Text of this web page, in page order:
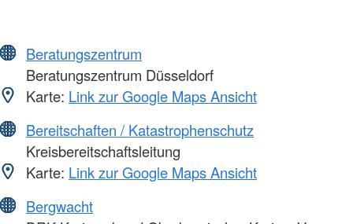
Beratungszentrum
Beratungszentrum Düsseldorf
Karte: Link zur Google Maps Ansicht
Bereitschaften / Katastrophenschutz
Kreisbereitschaftsleitung
Karte: Link zur Google Maps Ansicht
Bergwacht